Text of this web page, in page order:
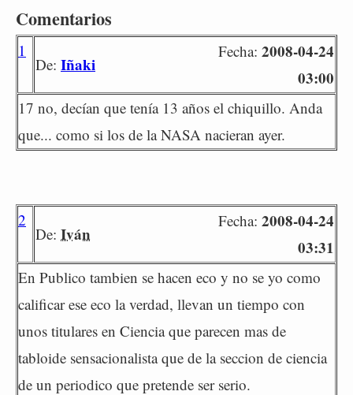
Comentarios
1
De: Iñaki
Fecha: 2008-04-24
03:00
17 no, decían que tenía 13 años el chiquillo. Anda
que... como si los de la NASA nacieran ayer.
2
De: Iván
Fecha: 2008-04-24
03:31
En Publico tambien se hacen eco y no se yo como
calificar ese eco la verdad, llevan un tiempo con
unos titulares en Ciencia que parecen mas de
tabloide sensacionalista que de la seccion de ciencia
de un periodico que pretende ser serio.